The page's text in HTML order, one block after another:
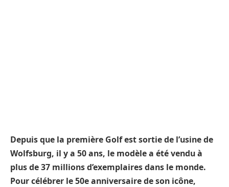
Depuis que la première Golf est sortie de l’usine de
Wolfsburg, il y a 50 ans, le modèle a été vendu à
plus de 37 millions d’exemplaires dans le monde.
Pour célébrer le 50e anniversaire de son icône,